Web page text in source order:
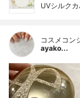
UVシルク
コスメコン
ayako...